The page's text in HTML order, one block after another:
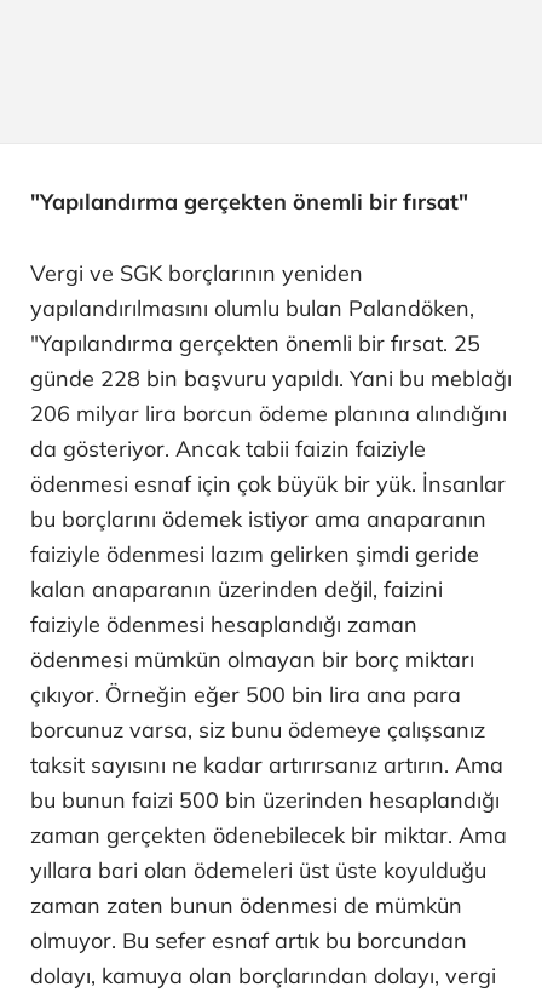
"Yapılandırma gerçekten önemli bir fırsat"
Vergi ve SGK borçlarının yeniden
yapılandırılmasını olumlu bulan Palandöken,
"Yapılandırma gerçekten önemli bir fırsat. 25
günde 228 bin başvuru yapıldı. Yani bu meblağı
206 milyar lira borcun ödeme planına alındığını
da gösteriyor. Ancak tabii faizin faiziyle
ödenmesi esnaf için çok büyük bir yük. İnsanlar
bu borçlarını ödemek istiyor ama anaparanın
faiziyle ödenmesi lazım gelirken şimdi geride
kalan anaparanın üzerinden değil, faizini
faiziyle ödenmesi hesaplandığı zaman
ödenmesi mümkün olmayan bir borç miktarı
çıkıyor. Örneğin eğer 500 bin lira ana para
borcunuz varsa, siz bunu ödemeye çalışsanız
taksit sayısını ne kadar artırırsanız artırın. Ama
bu bunun faizi 500 bin üzerinden hesaplandığı
zaman gerçekten ödenebilecek bir miktar. Ama
yıllara bari olan ödemeleri üst üste koyulduğu
zaman zaten bunun ödenmesi de mümkün
olmuyor. Bu sefer esnaf artık bu borcundan
dolayı, kamuya olan borçlarından dolayı, vergi